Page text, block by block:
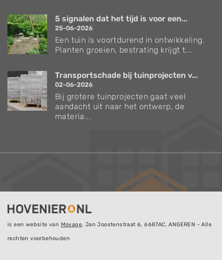
5 signalen dat het tijd is voor een...
25-06-2026
Een tuin is voortdurend in ontwikkeling.
Planten groeien, bestrating krijgt t...
Transportschade bij tuinprojecten v...
02-06-2026
Bij grotere tuinprojecten gaat veel
aandacht uit naar het ontwerp, de
materia...
is een website van Movage, Jan Joostenstraat 6, 6687AC, ANGEREN - Alle
rechten voorbehouden